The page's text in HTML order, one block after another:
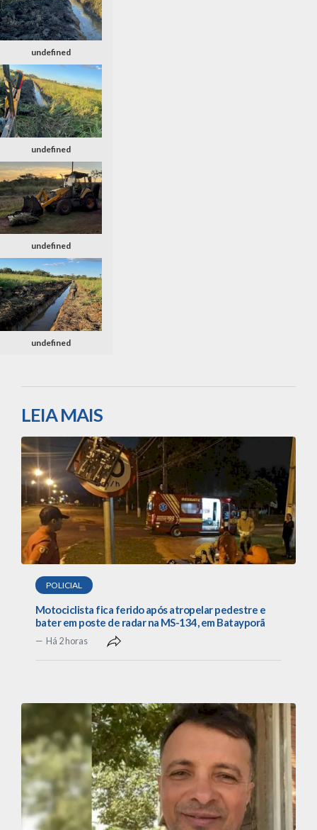
undefined
undefined
undefined
undefined
LEIA MAIS
POLICIAL
Motociclista fica ferido após atropelar pedestre e
bater em poste de radar na MS-134, em Batayporã
Há 2 horas